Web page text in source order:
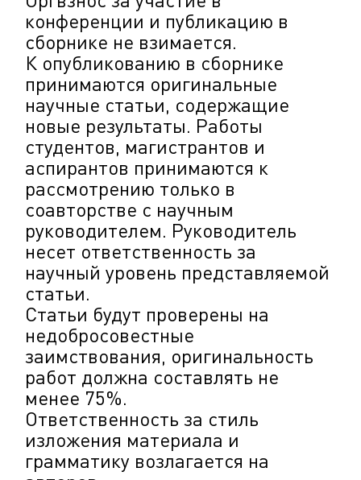
конференции и публикацию в
сборнике не взимается.
К опубликованию в сборнике
принимаются оригинальные
научные статьи, содержащие
новые результаты. Работы
студентов, магистрантов и
аспирантов принимаются к
рассмотрению только в
соавторстве с научным
руководителем. Руководитель
несет ответственность за
научный уровень представляемой
статьи.
Статьи будут проверены на
недобросовестные
заимствования, оригинальность
работ должна составлять не
менее 75%.
Ответственность за стиль
изложения материала и
грамматику возлагается на